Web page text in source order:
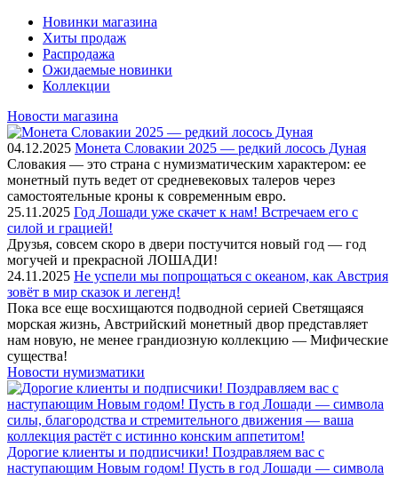
Новинки магазина
Хиты продаж
Распродажа
Ожидаемые новинки
Коллекции
Новости магазина
04.12.2025 Монета Словакии 2025 — редкий лосось Дуная
Словакия — это страна с нумизматическим характером: ее
монетный путь ведет от средневековых талеров через
самостоятельные кроны к современным евро.
25.11.2025 Год Лошади уже скачет к нам! Встречаем его с
силой и грацией!
Друзья, совсем скоро в двери постучится новый год — год
могучей и прекрасной ЛОШАДИ!
24.11.2025 Не успели мы попрощаться с океаном, как Австрия
зовёт в мир сказок и легенд!
Пока все еще восхищаются подводной серией Светящаяся
морская жизнь, Австрийский монетный двор представляет
нам новую, не менее грандиозную коллекцию — Мифические
существа!
Новости нумизматики
Дорогие клиенты и подписчики! Поздравляем вас с
наступающим Новым годом! Пусть в год Лошади — символа